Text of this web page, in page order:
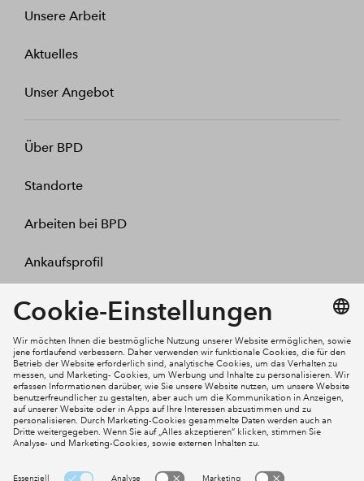
Unsere Arbeit
Aktuelles
Unser Angebot
Über BPD
Standorte
Arbeiten bei BPD
Ankaufsprofil
Kontakt
Mein Konto
Social Media